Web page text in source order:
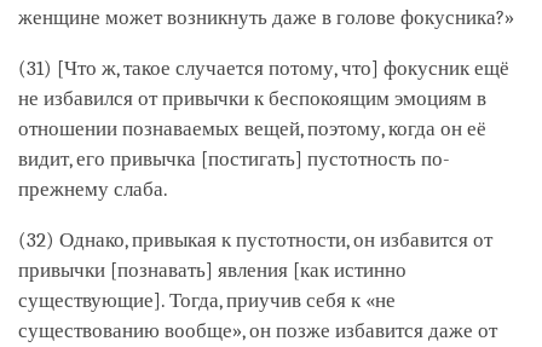
женщине может возникнуть даже в голове фокусника?»
(31) [Что ж, такое случается потому, что] фокусник ещё
не избавился от привычки к беспокоящим эмоциям в
отношении познаваемых вещей, поэтому, когда он её
видит, его привычка [постигать] пустотность по-
прежнему слаба.
(32) Однако, привыкая к пустотности, он избавится от
привычки [познавать] явления [как истинно
существующие]. Тогда, приучив себя к «не
существованию вообще», он позже избавится даже от